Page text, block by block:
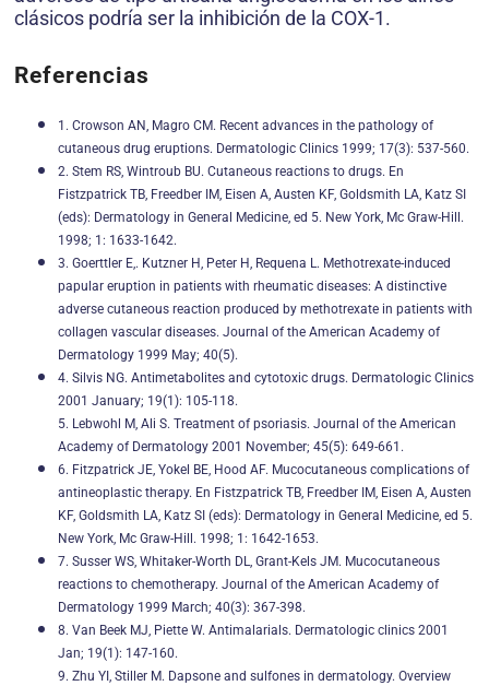
clásicos podría ser la inhibición de la COX-1.
Referencias
1. Crowson AN, Magro CM. Recent advances in the pathology of
cutaneous drug eruptions. Dermatologic Clinics 1999; 17(3): 537-560.
2. Stem RS, Wintroub BU. Cutaneous reactions to drugs. En
Fistzpatrick TB, Freedber IM, Eisen A, Austen KF, Goldsmith LA, Katz SI
(eds): Dermatology in General Medicine, ed 5. New York, Mc Graw-Hill.
1998; 1: 1633-1642.
3. Goerttler E,. Kutzner H, Peter H, Requena L. Methotrexate-induced
papular eruption in patients with rheumatic diseases: A distinctive
adverse cutaneous reaction produced by methotrexate in patients with
collagen vascular diseases. Journal of the American Academy of
Dermatology 1999 May; 40(5).
4. Silvis NG. Antimetabolites and cytotoxic drugs. Dermatologic Clinics
2001 January; 19(1): 105-118.
5. Lebwohl M, Ali S. Treatment of psoriasis. Journal of the American
Academy of Dermatology 2001 November; 45(5): 649-661.
6. Fitzpatrick JE, Yokel BE, Hood AF. Mucocutaneous complications of
antineoplastic therapy. En Fistzpatrick TB, Freedber IM, Eisen A, Austen
KF, Goldsmith LA, Katz SI (eds): Dermatology in General Medicine, ed 5.
New York, Mc Graw-Hill. 1998; 1: 1642-1653.
7. Susser WS, Whitaker-Worth DL, Grant-Kels JM. Mucocutaneous
reactions to chemotherapy. Journal of the American Academy of
Dermatology 1999 March; 40(3): 367-398.
8. Van Beek MJ, Piette W. Antimalarials. Dermatologic clinics 2001
Jan; 19(1): 147-160.
9. Zhu YI, Stiller M. Dapsone and sulfones in dermatology. Overview